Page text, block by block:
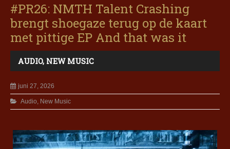
#PR26: NMTH Talent Crashing
brengt shoegaze terug op de kaart
met pittige EP And that was it
AUDIO, NEW MUSIC
juni 27, 2026
Audio, New Music